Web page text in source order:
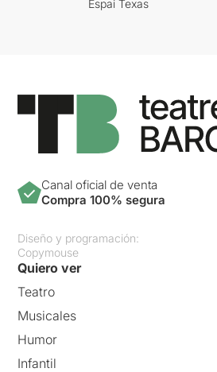
Espai Texas
Canal oficial de venta
Compra 100% segura
Diseño y programación:
Copymouse
Quiero ver
Teatro
Musicales
Humor
Infantil